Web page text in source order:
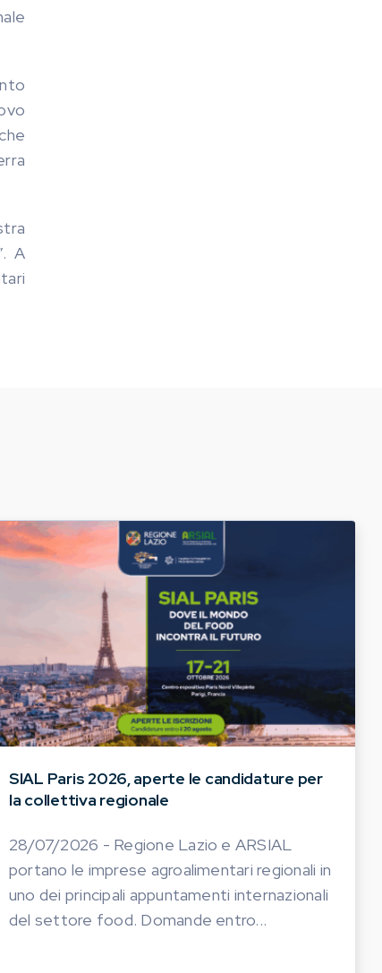
A
SIAL Paris 2026, aperte le candidature per
la collettiva regionale
28/07/2026 - Regione Lazio e ARSIAL
portano le imprese agroalimentari regionali in
uno dei principali appuntamenti internazionali
del settore food. Domande entro...